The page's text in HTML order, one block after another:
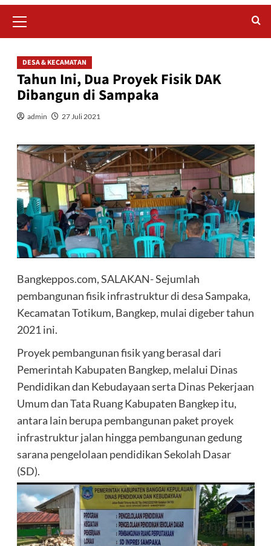
Menu
DESA & KECAMATAN
Tahun Ini, Dua Proyek Fisik DAK
Dibangun di Sampaka
admin 27 Juli 2021
Bangkeppos.com, SALAKAN- Sejumlah
pembangunan fisik infrastruktur di desa Sampaka,
Kecamatan Totikum, Bangkep, mulai digeber tahun
2021 ini.
Proyek pembangunan fisik yang berasal dari
Pemerintah Kabupaten Bangkep, melalui Dinas
Pendidikan dan Kebudayaan serta Dinas Pekerjaan
Umum dan Tata Ruang Kabupaten Bangkep itu,
antara lain berupa pembangunan paket proyek
infrastruktur jalan hingga pembangunan gedung
sarana pengelolaan pendidikan Sekolah Dasar
(SD).